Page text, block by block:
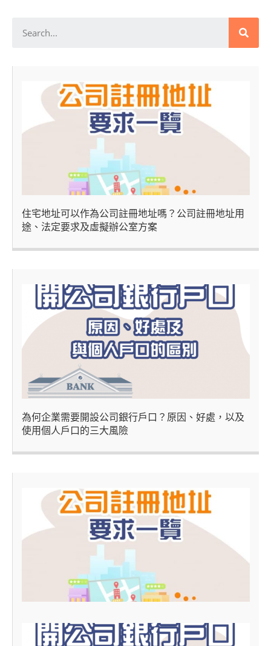
住宅地址可以作為公司註冊地址嗎？公司註冊地址用
途、法定要求及虛擬辦公室方案
為何企業需要開設公司銀行戶口？原因、好處，以及
使用個人戶口的三大風險